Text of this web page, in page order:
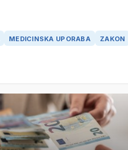
MEDICINSKA UPORABA ZAKON